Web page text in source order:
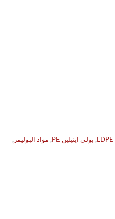
, بولي ايثيلين PE , مواد البوليمر ,